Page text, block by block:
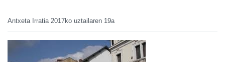
Antxeta Irratia 2017ko uztailaren 19a